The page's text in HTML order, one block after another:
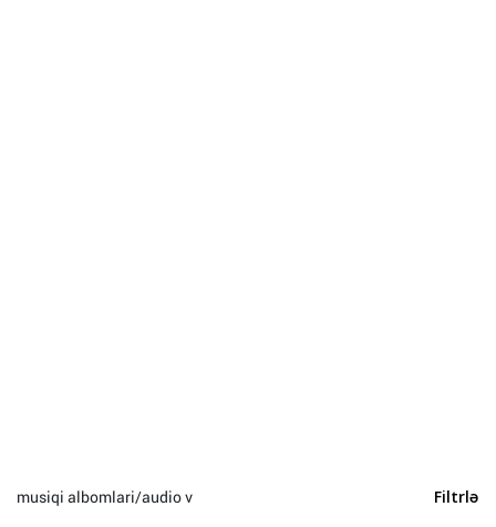
musiqi albomlari/audio v Filtrlə